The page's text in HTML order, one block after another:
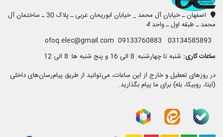
اصفهان ـ خیابان آل محمد _ خیابان ابوریحان غربی ـ پلاک 30 ـ ساختمان آل
محمد ـ طبقه اول ـ واحد4
ساعات کاری: شنبه تا چهارشنبه: 8 الی 16 و پنج شنبه ها: 8 الی 12
در روزهای تعطیل و خارج از این ساعات، می‌توانید از طریق پیام‌رسان‌های داخلی
(ایتا، روبیکا، بله) برای ما پیام بگذارید.